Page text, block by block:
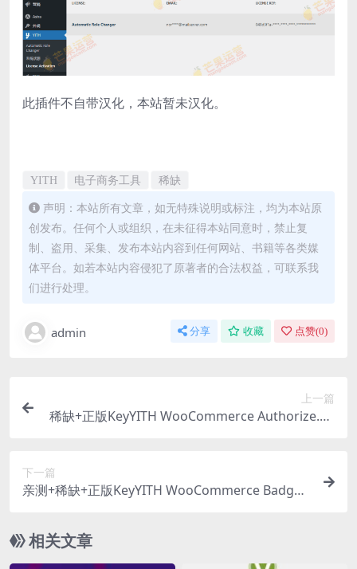
此插件不自带汉化，本站暂未汉化。
YITH 电子商务工具 稀缺
声明：本站所有文章，如无特殊说明或标注，均为本站原
创发布。任何个人或组织，在未征得本站同意时，禁止复
制、盗用、采集、发布本站内容到任何网站、书籍等各类媒
体平台。如若本站内容侵犯了原著者的合法权益，可联系我
们进行处理。
admin 分享 收藏 点赞(0)
上一篇
稀缺+正版KeyYITH WooCommerce Authorize.ne
下一篇
亲测+稀缺+正版KeyYITH WooCommerce Badge
惠折扣信息插件下载
相关文章